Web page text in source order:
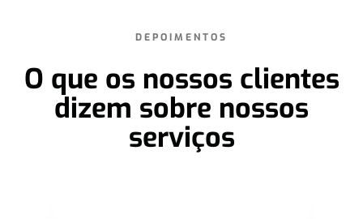
DEPOIMENTOS
O que os nossos clientes
dizem sobre nossos
serviços